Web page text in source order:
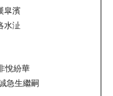
皐濱
水沚
悅紛華
急生繼嗣